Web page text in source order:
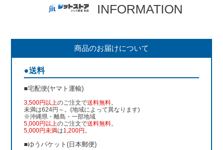
INFORMATION
商品のお届けについて
●送料
■宅配便(ヤマト運輸)
3,500円以上のご注文で送料無料。
未満は624円～。(地域によって異なります)
※沖縄県・離島・一部地域
5,000円以上のご注文で送料無料。
5,000円未満は1,200円 。
■ゆうパケット(日本郵便)